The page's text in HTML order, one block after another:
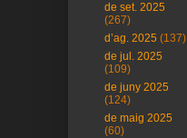
de set. 2025
(267)
d’ag. 2025 (137)
de jul. 2025
(109)
de juny 2025
(124)
de maig 2025
(60)